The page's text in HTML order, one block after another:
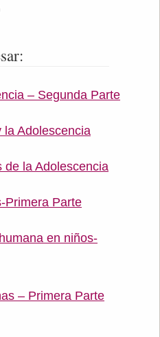
– Segunda Parte
la Adolescencia
de la Adolescencia
Primera Parte
en niños-
– Primera Parte